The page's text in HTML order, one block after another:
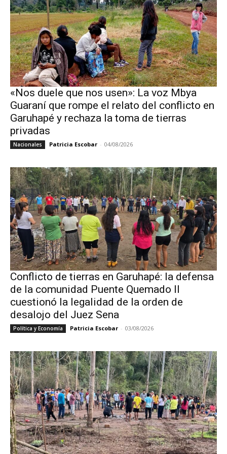
«Nos duele que nos usen»: La voz Mbya
Guaraní que rompe el relato del conflicto en
Garuhapé y rechaza la toma de tierras
privadas
Nacionales Patricia Escobar - 04/08/2026
Conflicto de tierras en Garuhapé: la defensa
de la comunidad Puente Quemado II
cuestionó la legalidad de la orden de
desalojo del Juez Sena
Política y Economía Patricia Escobar - 03/08/2026